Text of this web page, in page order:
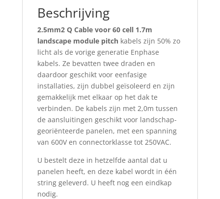
Beschrijving
2.5mm2 Q Cable voor 60 cell 1.7m
landscape module pitchkabels zijn 50% zo
licht als de vorige generatie Enphase
kabels. Ze bevatten twee draden en
daardoor geschikt voor eenfasige
installaties, zijn dubbel geïsoleerd en zijn
gemakkelijk met elkaar op het dak te
verbinden. De kabels zijn met 2,0m tussen
de aansluitingen geschikt voor landschap-
georiënteerde panelen, met een spanning
van 600V en connectorklasse tot 250VAC.
U bestelt deze in hetzelfde aantal dat u
panelen heeft, en deze kabel wordt in één
string geleverd. U heeft nog een eindkap
nodig.